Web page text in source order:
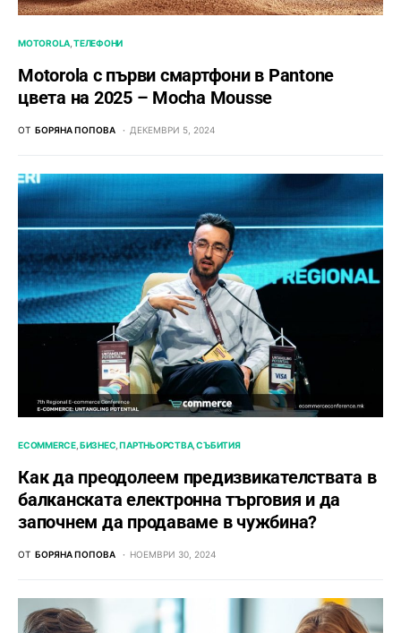
MOTOROLA ТЕЛЕФОНИ
Motorola с първи смартфони в Pantone
цвета на 2025 – Mocha Mousse
ОТ БОРЯНА ПОПОВА ДЕКЕМВРИ 5, 2024
ECOMMERCE БИЗНЕС ПАРТНЬОРСТВА СЪБИТИЯ
Как да преодолеем предизвикателствата в
балканската електронна търговия и да
започнем да продаваме в чужбина?
ОТ БОРЯНА ПОПОВА НОЕМВРИ 30, 2024